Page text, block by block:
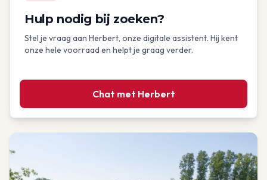
Hulp nodig bij zoeken?
Stel je vraag aan Herbert, onze digitale assistent. Hij kent
onze hele voorraad en helpt je graag verder.
Chat met Herbert